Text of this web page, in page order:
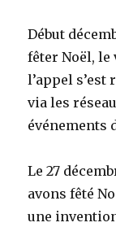
Début
fêter Noël, le
l’appel
via les
événements
Le 27
avons fêté
une